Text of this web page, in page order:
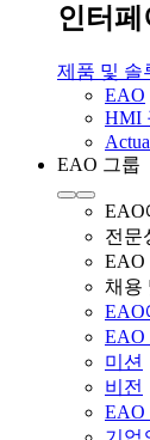
인터
제품 및 솔
EAO
HMI
EAO 그룹
EAO
전문
EAO
채용
EAO
EAO
미션
비전
EAO